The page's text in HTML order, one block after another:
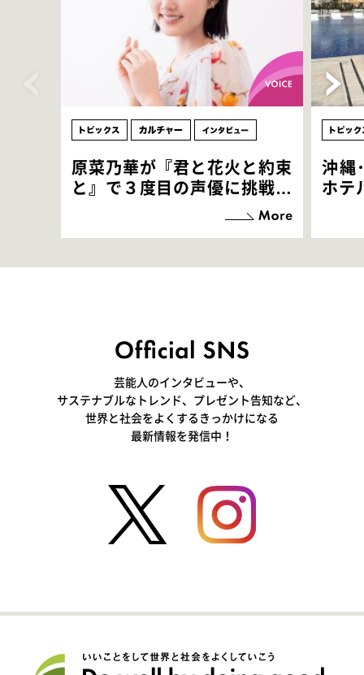
原菜乃華が『君と花火と約束
と』で３度目の声優に挑戦！
「お邪魔させてもらっている
感覚ですが､お芝居に没頭で
沖縄
ホテ
芸能人のインタビューや、
サステナブルなトレンド、プレゼント告知など、
世界と社会をよくするきっかけになる
最新情報を発信中！